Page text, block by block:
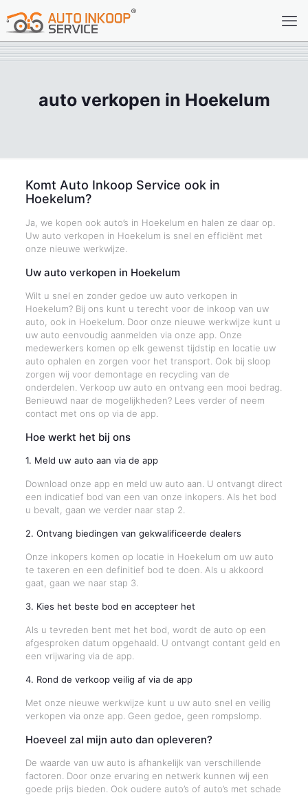
auto verkopen in Hoekelum
Komt Auto Inkoop Service ook in
Hoekelum?
Ja, we kopen ook auto’s in Hoekelum en halen ze daar op.
Uw auto verkopen in Hoekelum is snel en efficiënt met
onze nieuwe werkwijze.
Uw auto verkopen in Hoekelum
Wilt u snel en zonder gedoe uw auto verkopen in
Hoekelum? Bij ons kunt u terecht voor de inkoop van uw
auto, ook in Hoekelum. Door onze nieuwe werkwijze kunt u
uw auto eenvoudig aanmelden via onze app. Onze
medewerkers komen op elk gewenst tijdstip en locatie uw
auto ophalen en zorgen voor het transport. Ook bij sloop
zorgen wij voor demontage en recycling van de
onderdelen. Verkoop uw auto en ontvang een mooi bedrag.
Benieuwd naar de mogelijkheden? Lees verder of neem
contact met ons op via de app.
Hoe werkt het bij ons
1. Meld uw auto aan via de app
Download onze app en meld uw auto aan. U ontvangt direct
een indicatief bod van een van onze inkopers. Als het bod
u bevalt, gaan we verder naar stap 2.
2. Ontvang biedingen van gekwalificeerde dealers
Onze inkopers komen op locatie in Hoekelum om uw auto
te taxeren en een definitief bod te doen. Als u akkoord
gaat, gaan we naar stap 3.
3. Kies het beste bod en accepteer het
Als u tevreden bent met het bod, wordt de auto op een
afgesproken datum opgehaald. U ontvangt contant geld en
een vrijwaring via de app.
4. Rond de verkoop veilig af via de app
Met onze nieuwe werkwijze kunt u uw auto snel en veilig
verkopen via onze app. Geen gedoe, geen rompslomp.
Hoeveel zal mijn auto dan opleveren?
De waarde van uw auto is afhankelijk van verschillende
factoren. Door onze ervaring en netwerk kunnen wij een
goede prijs bieden. Ook oudere auto’s of auto’s met schade